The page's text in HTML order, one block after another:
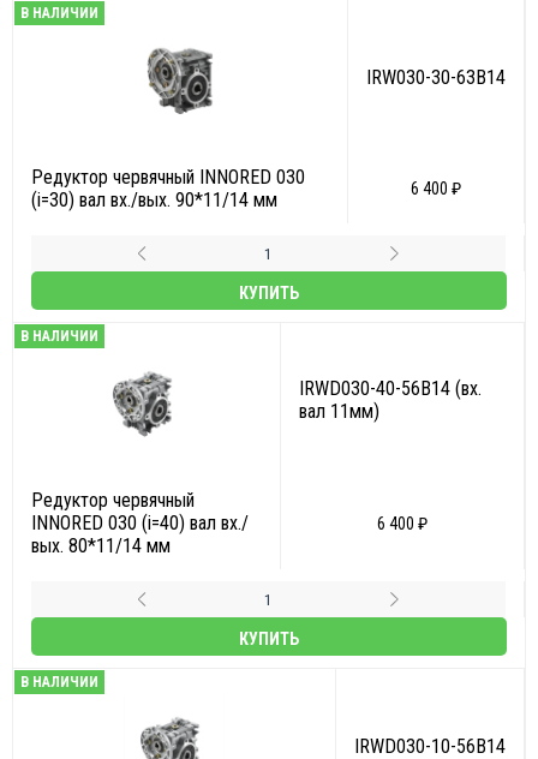
В НАЛИЧИИ
IRW030-30-63B14
Редуктор червячный INNORED 030
(i=30) вал вх./вых. 90*11/14 мм
6 400 ₽
КУПИТЬ
В НАЛИЧИИ
IRWD030-40-56B14 (вх.
вал 11мм)
Редуктор червячный
INNORED 030 (i=40) вал вх./
вых. 80*11/14 мм
6 400 ₽
КУПИТЬ
В НАЛИЧИИ
IRWD030-10-56B14